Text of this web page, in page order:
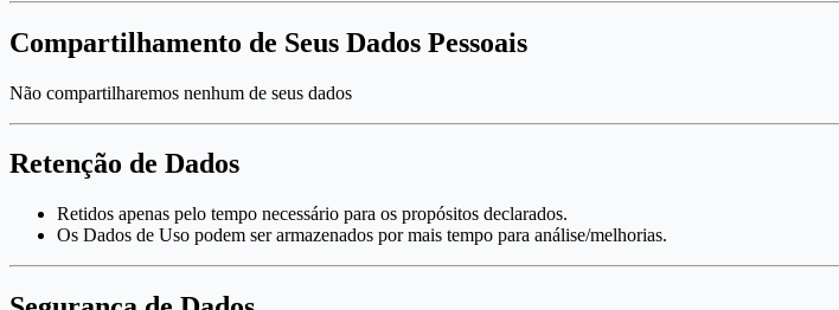
Compartilhamento de Seus Dados Pessoais
Não compartilharemos nenhum de seus dados
Retenção de Dados
Retidos apenas pelo tempo necessário para os propósitos declarados.
Os Dados de Uso podem ser armazenados por mais tempo para análise/melhorias.